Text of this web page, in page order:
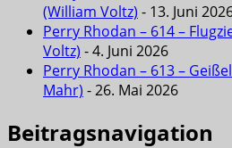
(William Voltz) - 13. Juni
Perry Rhodan – 614 –
Voltz) - 4. Juni 2026
Perry Rhodan – 613 –
Mahr) - 26. Mai 2026
Beitragsnavigation